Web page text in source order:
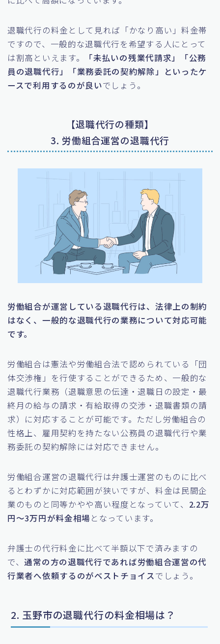
退職代行の料金として見れば「かなり高い」料金帯
ですので、一般的な退職代行を希望する人にとって
は割高といえます。
「未払いの残業代請求」「公務
員の退職代行」「業務委託の契約解除」といったケ
ースで利用するのが良いでしょう。
【退職代行の種類】
3. 労働組合運営の退職代行
労働組合が運営している退職代行は、法律上の制約
はなく、一般的な退職代行の業務について対応可能
です。
労働組合は憲法や労働組合法で認められている「団
体交渉権」を行使することができるため、一般的な
退職代行業務（退職意思の伝達・退職日の設定・最
終月の給与の請求・有給取得の交渉・退職書類の請
求）に対応することが可能です。ただし労働組合の
性格上、雇用契約を持たない公務員の退職代行や業
務委託の契約解除には対応できません。
労働組合運営の退職代行は弁護士運営のものに比べ
るとわずかに対応範囲が狭いですが、料金は民間企
業のものと同等かやや高い程度となっていて、 2.2万
円〜3万円が料金相場 となっています。
弁護士の代行料金に比べて半額以下で済みますの
で、通常の方の退職代行であれば労働組合運営の代
行業者へ依頼するのがベストチョイスでしょう。
2. 玉野市の退職代行の料金相場は？